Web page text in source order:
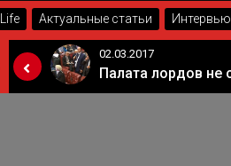
Life Актуальные статьи Интервью
Когда Россия разрешит полеты в Грузию. Позиция Кремля
02.03.2017